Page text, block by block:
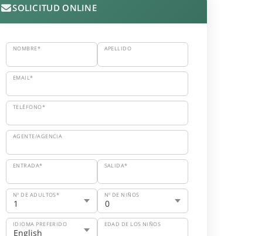
SOLICITUD ONLINE
NOMBRE* APELLIDO
EMAIL*
TELÉFONO*
AGENTE/AGENCIA
ENTRADA* SALIDA*
Nº DE ADULTOS* Nº DE NIÑOS
IDIOMA PREFERIDO EDAD DE LOS NIÑOS